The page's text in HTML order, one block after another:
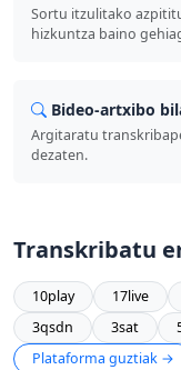
Sortu itzulitako
hizkuntza baino
Bideo-artxibo
Argitaratu
dezaten.
Transkribatu
10play 17live
3qsdn
3sat
Plataforma guztiak →